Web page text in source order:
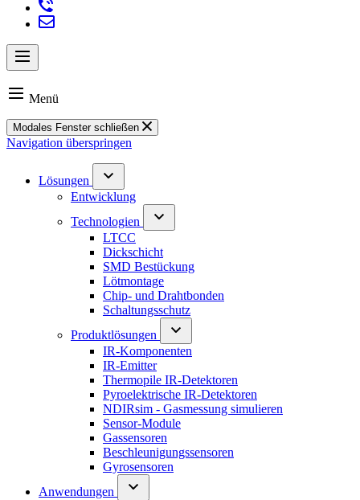
Menü
Modales Fenster schließen
Navigation überspringen
Lösungen
Entwicklung
Technologien
LTCC
Dickschicht
SMD Bestückung
Lötmontage
Chip- und Drahtbonden
Schaltungsschutz
Produktlösungen
IR-Komponenten
IR-Emitter
Thermopile IR-Detektoren
Pyroelektrische IR-Detektoren
NDIRsim - Gasmessung simulieren
Sensor-Module
Gassensoren
Beschleunigungssensoren
Gyrosensoren
Anwendungen